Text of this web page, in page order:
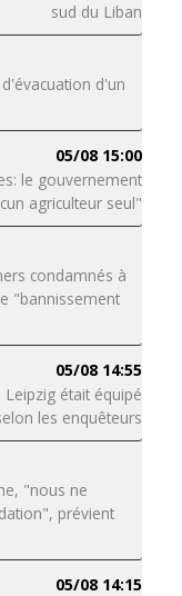
sud du Liban
d'un
05/08 15:00
le gouvernement
agriculteur seul"
condamnés à
"bannissement
05/08 14:55
était équipé
les enquêteurs
"nous ne
prévient
05/08 14:15